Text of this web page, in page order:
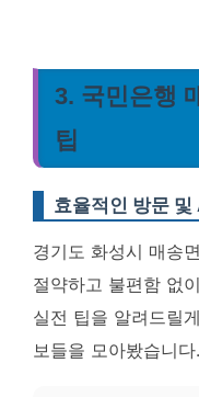
3. 국민은행
팁
효율적인 방문 및
경기도 화성시 매송
절약하고 불편함 없
실전 팁을 알려드릴
보들을 모아봤습니다.